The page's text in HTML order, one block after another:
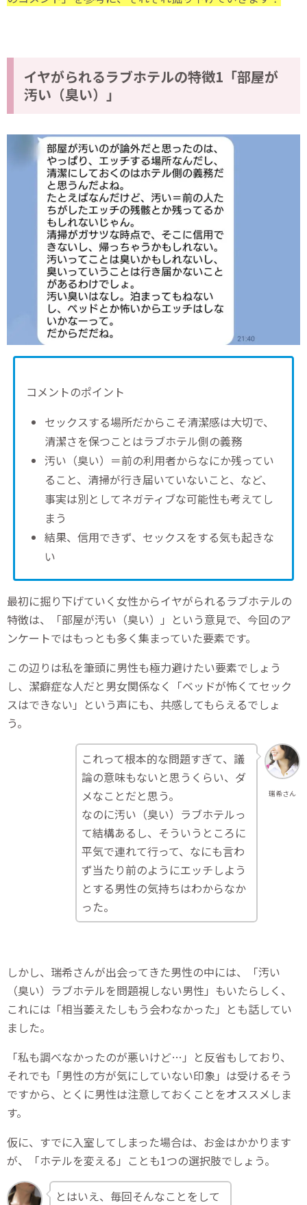
イヤがられるラブホテルの特徴1「部屋が
汚い（臭い）」
コメントのポイント
セックスする場所だからこそ清潔感は大切で、
清潔さを保つことはラブホテル側の義務
汚い（臭い）＝前の利用者からなにか残ってい
ること、清掃が行き届いていないこと、など、
事実は別としてネガティブな可能性も考えてし
まう
結果、信用できず、セックスをする気も起きな
い
最初に掘り下げていく女性からイヤがられるラブホテルの
特徴は、「部屋が汚い（臭い）」という意見で、今回のア
ンケートではもっとも多く集まっていた要素です。
この辺りは私を筆頭に男性も極力避けたい要素でしょう
し、潔癖症な人だと男女関係なく「ベッドが怖くてセック
スはできない」という声にも、共感してもらえるでしょ
う。
瑞希さん
これって根本的な問題すぎて、議
論の意味もないと思うくらい、ダ
メなことだと思う。
なのに汚い（臭い）ラブホテルっ
て結構あるし、そういうところに
平気で連れて行って、なにも言わ
ず当たり前のようにエッチしよう
とする男性の気持ちはわからなか
った。
しかし、瑞希さんが出会ってきた男性の中には、「汚い
（臭い）ラブホテルを問題視しない男性」もいたらしく、
これには「相当萎えたしもう会わなかった」とも話してい
ました。
「私も調べなかったのが悪いけど…」と反省もしており、
それでも「男性の方が気にしていない印象」は受けるそう
ですから、とくに男性は注意しておくことをオススメしま
す。
仮に、すでに入室してしまった場合は、お金はかかります
が、「ホテルを変える」ことも1つの選択肢でしょう。
とはいえ、毎回そんなことをして